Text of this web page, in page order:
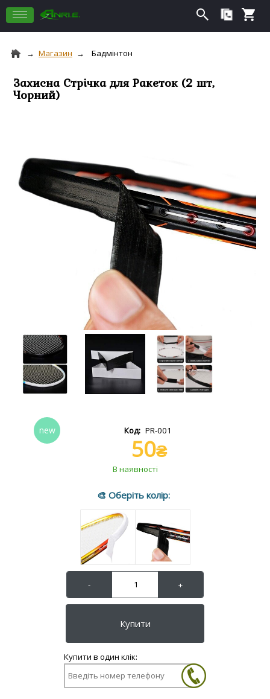
Магазин Бадмінтон
Захисна Стрічка для Ракеток (2 шт,
Чорний)
PR-001
50₴